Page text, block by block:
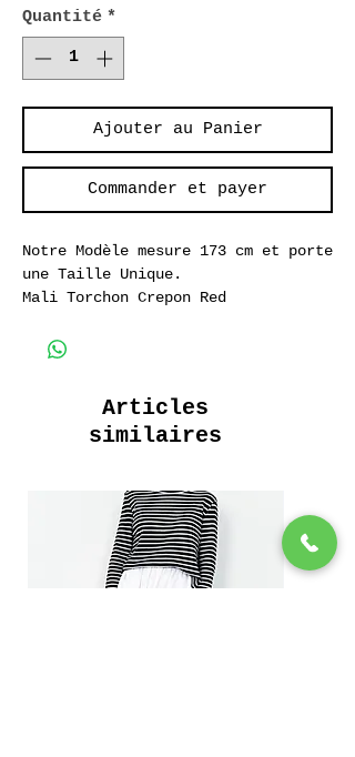
Quantité *
Ajouter au Panier
Commander et payer
Notre Modèle mesure 173 cm et porte
une Taille Unique.
Mali Torchon Crepon Red
Pocket Shirt
Articles
similaires